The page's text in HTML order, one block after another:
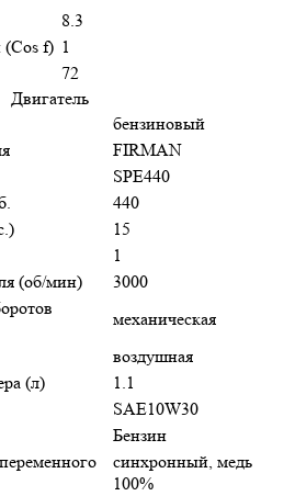
8.3
f) 1
72
Двигатель
бензиновый
FIRMAN
SPE440
440
15
1
(об/мин)
3000
механическая
воздушная
(л)
1.1
SAE10W30
Бензин
синхронный, медь
100%